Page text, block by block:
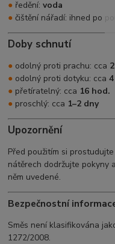
● ředění:voda
● čištění nářadí: ihned po
Doby schnutí
● odolný proti prachu: cca
● odolný proti dotyku: cca
● přetíratelný: cca 16 hod.
● proschlý: cca 1–2 dny
Upozornění
Před použitím si
nátěrech dodržujte pokyny
něm uvedené.
Bezpečnostní
Směs není klasifikována
1272/2008.